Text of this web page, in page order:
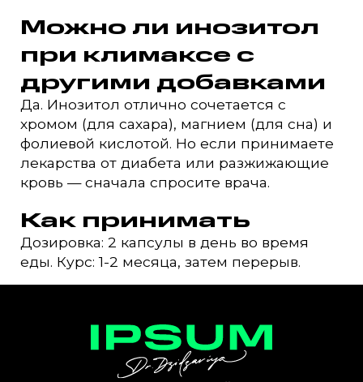
Можно ли инозитол
при климаксе с
другими добавками
Да. Инозитол отлично сочетается с
хромом (для сахара), магнием (для сна) и
фолиевой кислотой. Но если принимаете
лекарства от диабета или разжижающие
кровь — сначала спросите врача.
Как принимать
Дозировка: 2 капсулы в день во время
еды. Курс: 1-2 месяца, затем перерыв.